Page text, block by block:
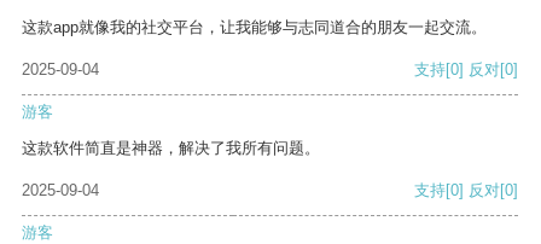
这款app就像我的社交平台，让我能够与志同道合的朋友一起交流。
2025-09-04 支持[0] 反对[0]
游客
这款软件简直是神器，解决了我所有问题。
2025-09-04 支持[0] 反对[0]
游客